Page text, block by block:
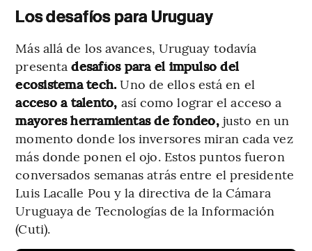
Los desafíos para Uruguay
Más allá de los avances, Uruguay todavía
presenta desafíos para el impulso del
ecosistema tech.Uno de ellos está en el
acceso a talento, así como lograr el acceso a
mayores herramientas de fondeo,justo en un
momento donde los inversores miran cada vez
más donde ponen el ojo. Estos puntos fueron
conversados semanas atrás entre el presidente
Luis Lacalle Pou y la directiva de la Cámara
Uruguaya de Tecnologías de la Información
(Cuti).